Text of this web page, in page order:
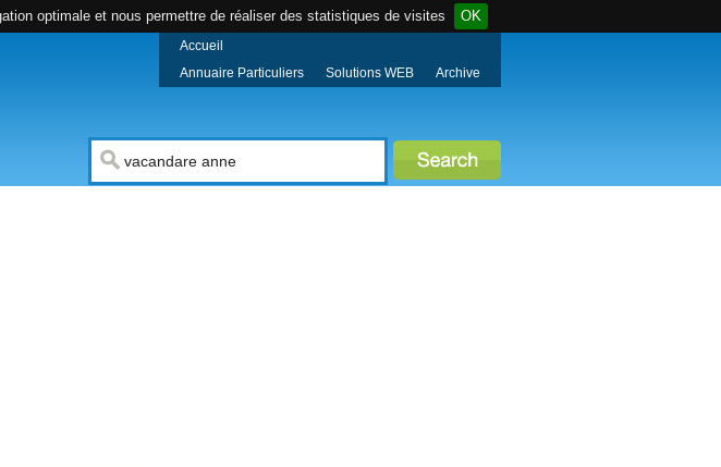
optimale et nous permettre de réaliser des statistiques de visites OK
Accueil
Annuaire Particuliers
Solutions WEB Archive